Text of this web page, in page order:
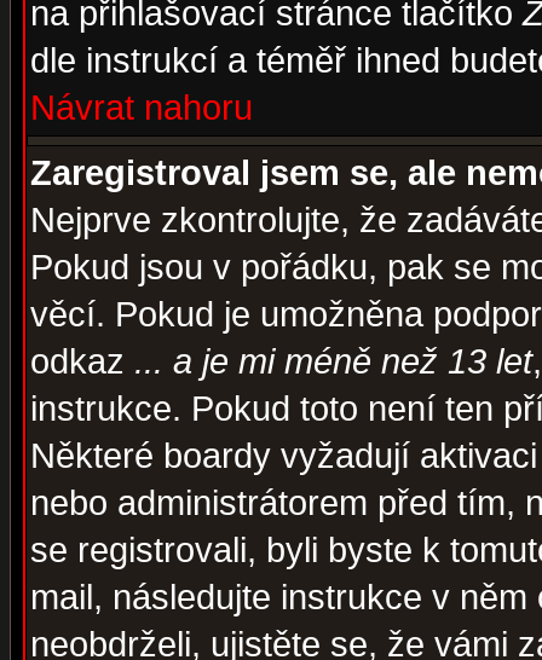
na přihlašovací stránce tlačítko
dle instrukcí a téměř ihned
Návrat nahoru
Zaregistroval jsem se, ale
Nejprve zkontrolujte, že
Pokud jsou v pořádku, pak se
věcí. Pokud je umožněna
odkaz ... a je mi méně než 13 let
instrukce. Pokud toto není ten
Některé boardy vyžadují
nebo administrátorem před tím,
se registrovali, byli byste k
mail, následujte instrukce v
neobdrželi, ujistěte se, že vámi